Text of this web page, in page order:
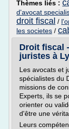
Thèmes liés :
d'avocat
droit fiscal /
les societes /
Droit fiscal
juristes à
Les avocats et
spécialistes du
missions de
Experts, ils se
orienter ou
d'être une
Leurs